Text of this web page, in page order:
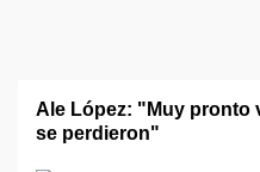
Ale López: "Muy pronto
se perdieron"